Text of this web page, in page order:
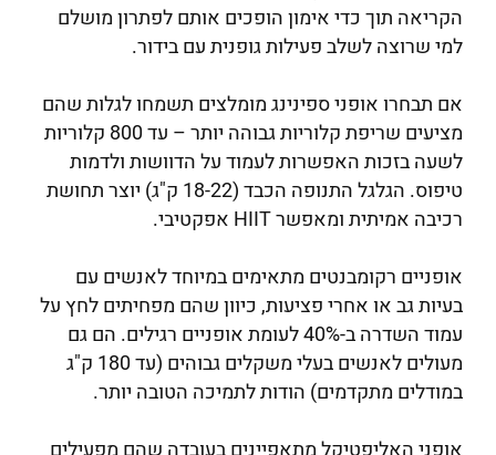
הקריאה תוך כדי אימון הופכים אותם לפתרון מושלם
למי שרוצה לשלב פעילות גופנית עם בידור.
אם תבחרו אופני ספינינג מומלצים תשמחו לגלות שהם
מציעים שריפת קלוריות גבוהה יותר – עד 800 קלוריות
לשעה בזכות האפשרות לעמוד על הדוושות ולדמות
טיפוס. הגלגל התנופה הכבד (18-22 ק"ג) יוצר תחושת
רכיבה אמיתית ומאפשר HIIT אפקטיבי.
אופניים רקומבנטים מתאימים במיוחד לאנשים עם
בעיות גב או אחרי פציעות, כיוון שהם מפחיתים לחץ על
עמוד השדרה ב-40% לעומת אופניים רגילים. הם גם
מעולים לאנשים בעלי משקלים גבוהים (עד 180 ק"ג
במודלים מתקדמים) הודות לתמיכה הטובה יותר.